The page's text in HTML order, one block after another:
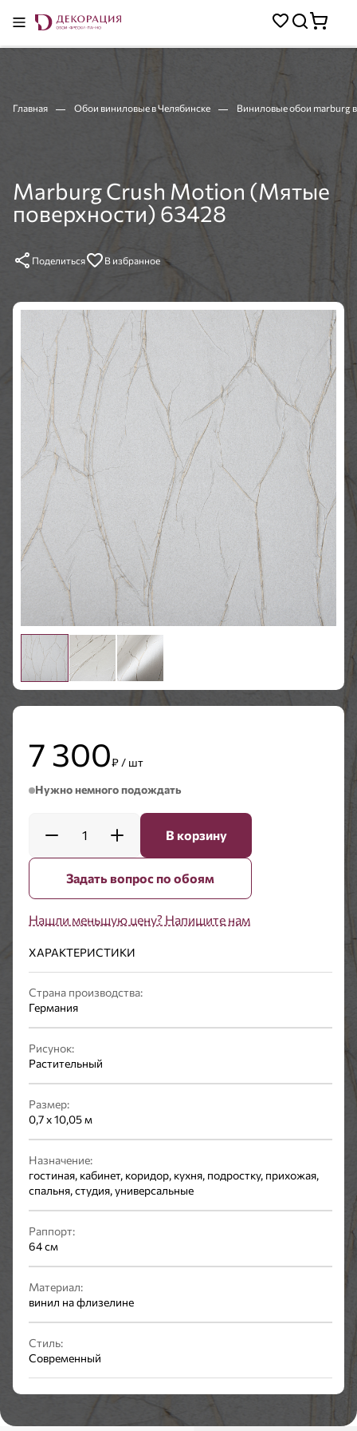
Главная Обои виниловые в Челябинске Виниловые обои marburg
Marburg Crush Motion (Мятые
поверхности) 63428
Поделиться В избранное
7 300₽ / шт
Нужно немного подождать
1 В корзину
Задать вопрос по обоям
Нашли меньшую цену? Напишите нам
ХАРАКТЕРИСТИКИ
Страна производства:
Германия
Рисунок:
Растительный
Размер:
0,7 x 10,05 м
Назначение:
гостиная, кабинет, коридор, кухня, подростку, прихожая,
спальня, студия, универсальные
Раппорт:
64 см
Материал:
винил на флизелине
Стиль:
Современный